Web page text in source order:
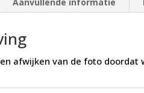
afwijken van de foto